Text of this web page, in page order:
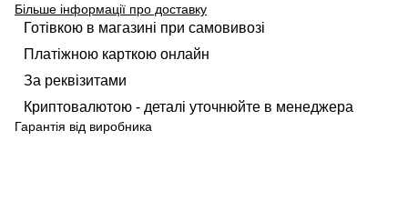
Більше інформації про доставку
Готівкою в магазині при самовивозі
Платіжною карткою онлайн
За реквізитами
Криптовалютою - деталі уточнюйте в менеджера
Гарантія від виробника